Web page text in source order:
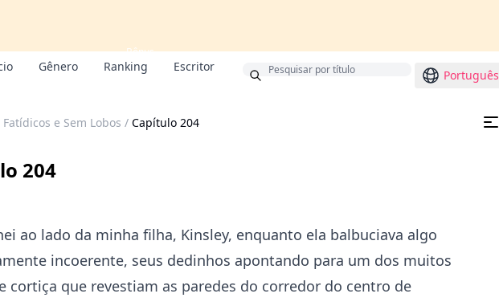
Gênero Ranking Escritor
Bônus
Português
e Sem Lobos / Capítulo 204
204
ao lado da minha filha, Kinsley, enquanto ela balbuciava algo
incoerente, seus dedinhos apontando para um dos muitos
cortiça que revestiam as paredes do corredor do centro de